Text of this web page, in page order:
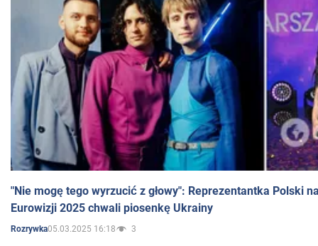
"Nie mogę tego wyrzucić z głowy": Reprezentantka Polski
Eurowizji 2025 chwali piosenkę Ukrainy
Rozrywka05.03.2025 16:18 3